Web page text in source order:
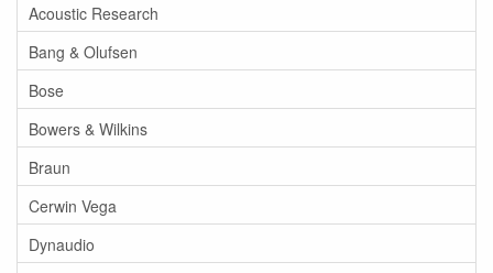
Acoustic Research
Bang & Olufsen
Bose
Bowers & Wilkins
Braun
Cerwin Vega
Dynaudio